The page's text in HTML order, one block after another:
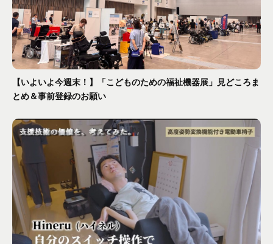
【いよいよ今週末！】「こどものための福祉機器展」見どころま
とめ＆事前登録のお願い